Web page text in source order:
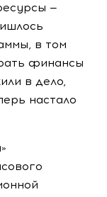
—
в том
финансы
в дело,
настало